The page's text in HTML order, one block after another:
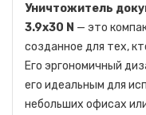
Уничтожитель
3.9x30 N — это
созданное для тех,
Его эргономичный
его идеальным для
небольших офисах